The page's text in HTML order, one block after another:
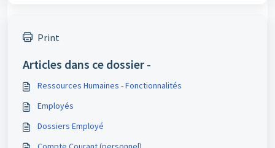
Print
Articles dans ce dossier -
Ressources Humaines - Fonctionnalités
Employés
Dossiers Employé